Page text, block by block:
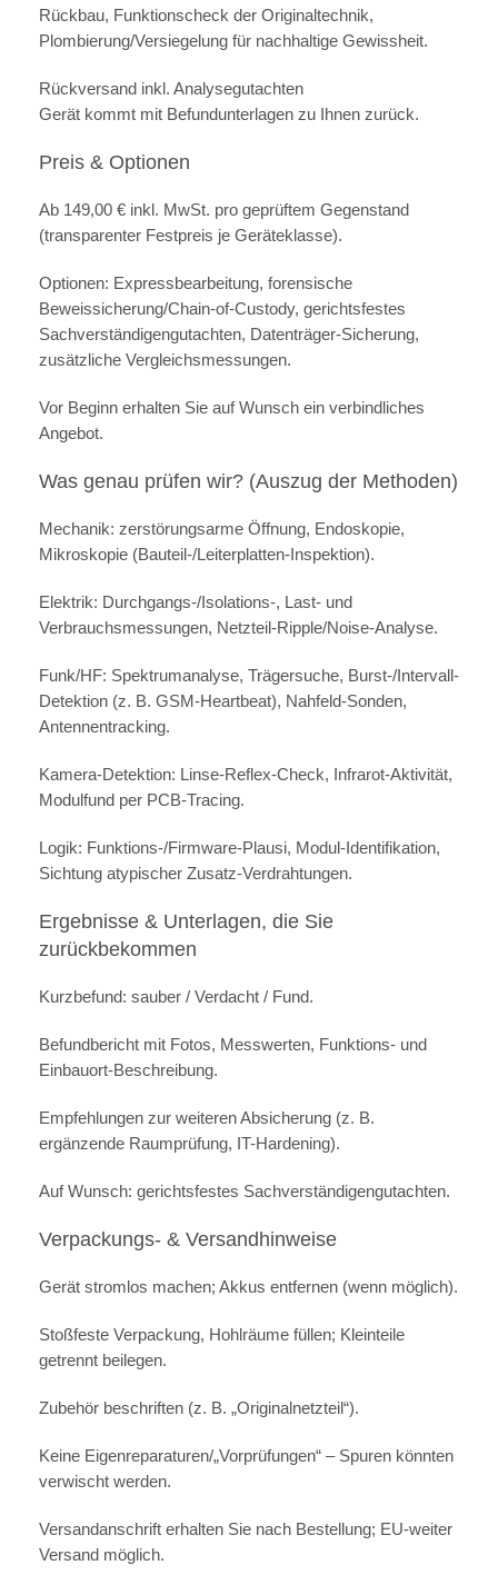
Rückbau, Funktionscheck der Originaltechnik,
Plombierung/Versiegelung für nachhaltige Gewissheit.
Rückversand inkl. Analysegutachten
Gerät kommt mit Befundunterlagen zu Ihnen zurück.
Preis & Optionen
Ab 149,00 € inkl. MwSt. pro geprüftem Gegenstand
(transparenter Festpreis je Geräteklasse).
Optionen: Expressbearbeitung, forensische
Beweissicherung/Chain-of-Custody, gerichtsfestes
Sachverständigengutachten, Datenträger-Sicherung,
zusätzliche Vergleichsmessungen.
Vor Beginn erhalten Sie auf Wunsch ein verbindliches
Angebot.
Was genau prüfen wir? (Auszug der Methoden)
Mechanik: zerstörungsarme Öffnung, Endoskopie,
Mikroskopie (Bauteil-/Leiterplatten-Inspektion).
Elektrik: Durchgangs-/Isolations-, Last- und
Verbrauchsmessungen, Netzteil-Ripple/Noise-Analyse.
Funk/HF: Spektrumanalyse, Trägersuche, Burst-/Intervall-
Detektion (z. B. GSM-Heartbeat), Nahfeld-Sonden,
Antennentracking.
Kamera-Detektion: Linse-Reflex-Check, Infrarot-Aktivität,
Modulfund per PCB-Tracing.
Logik: Funktions-/Firmware-Plausi, Modul-Identifikation,
Sichtung atypischer Zusatz-Verdrahtungen.
Ergebnisse & Unterlagen, die Sie
zurückbekommen
Kurzbefund: sauber / Verdacht / Fund.
Befundbericht mit Fotos, Messwerten, Funktions- und
Einbauort-Beschreibung.
Empfehlungen zur weiteren Absicherung (z. B.
ergänzende Raumprüfung, IT-Hardening).
Auf Wunsch: gerichtsfestes Sachverständigengutachten.
Verpackungs- & Versandhinweise
Gerät stromlos machen; Akkus entfernen (wenn möglich).
Stoßfeste Verpackung, Hohlräume füllen; Kleinteile
getrennt beilegen.
Zubehör beschriften (z. B. „Originalnetzteil“).
Keine Eigenreparaturen/„Vorprüfungen“ – Spuren könnten
verwischt werden.
Versandanschrift erhalten Sie nach Bestellung; EU-weiter
Versand möglich.